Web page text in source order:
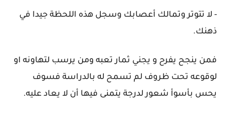
- لا تتوتر وتمالك أعصابك وسجل هذه اللحظة جيدا في
ذهنك.
فمن ينجح يفرح و يجني ثمار تعبه ومن يرسب لتهاونه او
لوقوعه تحت ظروف لم تسمح له بالدراسة فسوف
يحس بأسوأ شعور لدرجة يتمنى فيها أن لا يعاد عليه.